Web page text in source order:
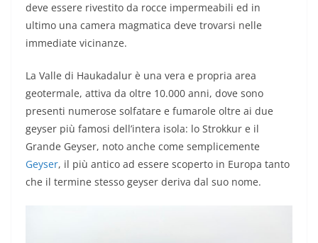
deve essere rivestito da rocce impermeabili ed in
ultimo una camera magmatica deve trovarsi nelle
immediate vicinanze.
La Valle di Haukadalur è una vera e propria area
geotermale, attiva da oltre 10.000 anni, dove sono
presenti numerose solfatare e fumarole oltre ai due
geyser più famosi dell’intera isola: lo Strokkur e il
Grande Geyser, noto anche come semplicemente
Geyser, il più antico ad essere scoperto in Europa tanto
che il termine stesso geyser deriva dal suo nome.